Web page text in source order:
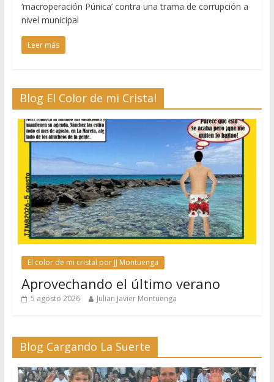
‘macroperación Púnica’ contra una trama de corrupción a
nivel municipal
Leer más
Blog El Color de mi Cristal
El color de mi cristal por JJ Montuenga
Aprovechando el último verano
5 agosto 2026 Julian Javier Montuenga
Blog Cargando La Suerte